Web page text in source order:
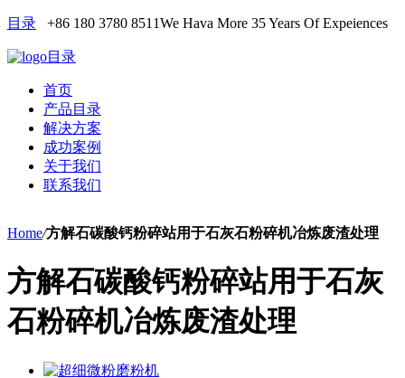
目录 +86 180 3780 8511We Hava More 35 Years Of Expeiences
目录
首页
产品目录
解决方案
成功案例
关于我们
联系我们
Home/方解石碳酸钙粉碎站用于石灰石粉碎机冶炼废渣处理
方解石碳酸钙粉碎站用于石灰
石粉碎机冶炼废渣处理